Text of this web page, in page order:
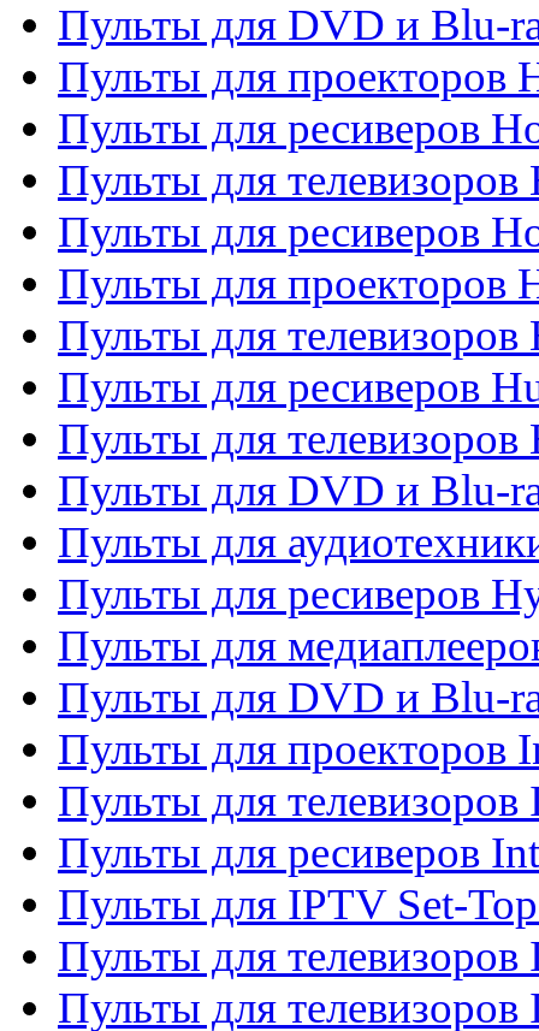
Пульты для DVD и Blu-
Пульты для проекторов
Пульты для ресиверов
Пульты для
Пульты для ресиверов
Пульты для проекторов
Пульты для телевизоров
Пульты для ресиверов
Пульты для
Пульты для DVD и Blu-
Пульты для
Пульты для ресиверов
Пульты для
Пульты для DVD и Blu-
Пульты для проекторов
Пульты для
Пульты для ресиверов
Пульты для IPTV Set-
Пульты для телевизоров
Пульты для телевизоров